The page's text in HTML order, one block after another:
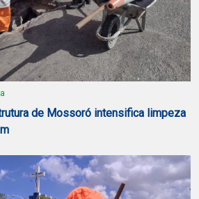
de Mossoró intensifica limpeza